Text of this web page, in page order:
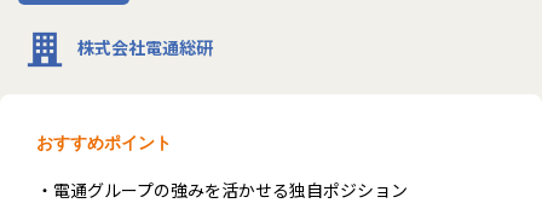
株式会社電通総研
おすすめポイント
・電通グループの強みを活かせる独自ポジション